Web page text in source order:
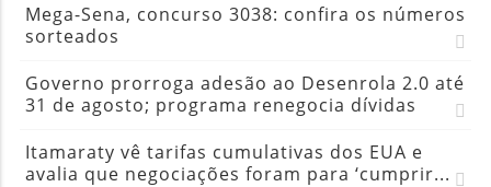
Mega-Sena, concurso 3038: confira os números
sorteados
Governo prorroga adesão ao Desenrola 2.0 até
31 de agosto; programa renegocia dívidas
Itamaraty vê tarifas cumulativas dos EUA e
avalia que negociações foram para ‘cumprir...